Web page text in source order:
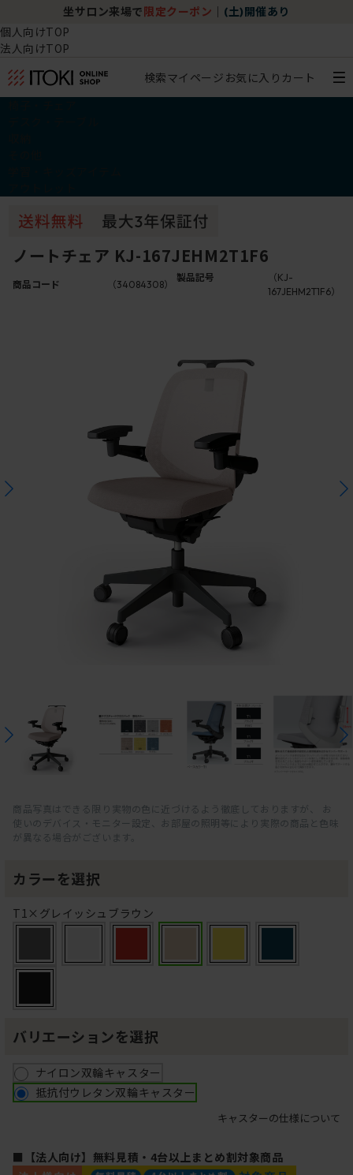
坐サロン来場で 限定クーポン (土)開催あり
個人向けTOP
法人向けTOP
検索マイページ お気に入り カート
ノートチェア KJ-167JEHM2T1F6
商品コード （34084308）
製品記号
（KJ-
167JEHM2T1F6）
商品写真はできる限り実物の色に近づけるよう徹底しておりますが、 お
使いのデバイス・モニター設定、お部屋の照明等により実際の商品と色味
が異なる場合がございます。
カラーを選択
T1×グレイッシュブラウン
バリエーションを選択
ナイロン双輪キャスター
抵抗付ウレタン双輪キャスター
キャスターの仕様について
■【法人向け】無料見積・4台以上まとめ割対象商品